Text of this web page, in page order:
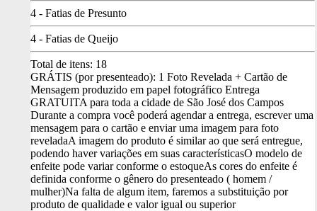
4 - Fatias de Presunto
4 - Fatias de Queijo
Total de itens: 18
GRÁTIS (por presenteado): 1 Foto Revelada + Cartão de
Mensagem produzido em papel fotográfico Entrega
GRATUITA para toda a cidade de São José dos Campos
Durante a compra você poderá agendar a entrega, escrever uma
mensagem para o cartão e enviar uma imagem para foto
reveladaA imagem do produto é similar ao que será entregue,
podendo haver variações em suas característicasO modelo de
enfeite pode variar conforme o estoqueAs cores do enfeite é
definida conforme o gênero do presenteado ( homem /
mulher)Na falta de algum item, faremos a substituição por
produto de qualidade e valor igual ou superior